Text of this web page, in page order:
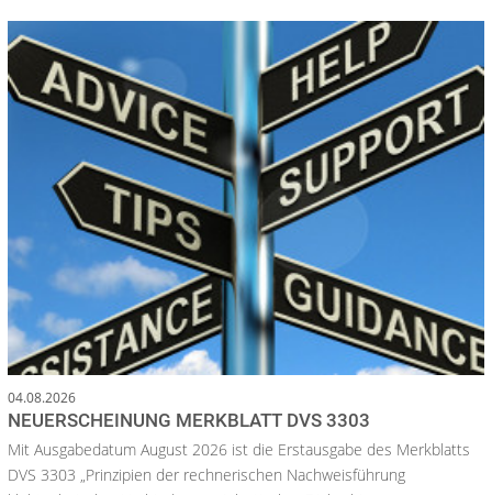
04.08.2026
NEUERSCHEINUNG MERKBLATT DVS 3303
Mit Ausgabedatum August 2026 ist die Erstausgabe des Merkblatts
DVS 3303 „Prinzipien der rechnerischen Nachweisführung